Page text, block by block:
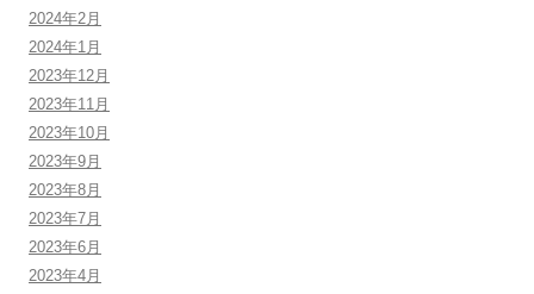
2024年2月
2024年1月
2023年12月
2023年11月
2023年10月
2023年9月
2023年8月
2023年7月
2023年6月
2023年4月